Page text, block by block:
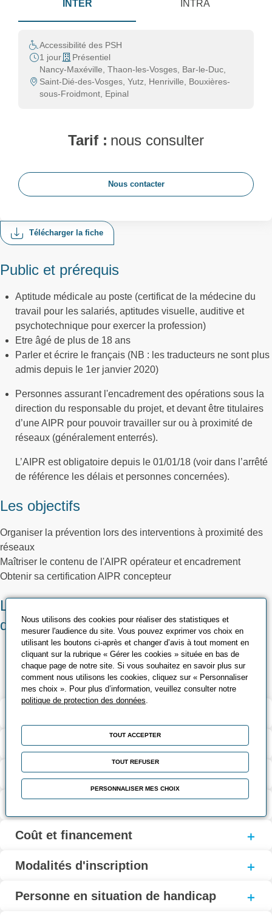
Télécharger la fiche
Public et prérequis
Aptitude médicale au poste (certificat de la médecine du
travail pour les salariés, aptitudes visuelle, auditive et
psychotechnique pour exercer la profession)
Etre âgé de plus de 18 ans
Parler et écrire le français (NB : les traducteurs ne sont plus
admis depuis le 1er janvier 2020)
Personnes assurant l'encadrement des opérations sous la
direction du responsable du projet, et devant être titulaires
d’une AIPR pour pouvoir travailler sur ou à proximité de
réseaux (généralement enterrés).
L’AIPR est obligatoire depuis le 01/01/18 (voir dans l’arrêté
de référence les délais et personnes concernées).
Les objectifs
Organiser la prévention lors des interventions à proximité des
réseaux
Maîtriser le contenu de l'AIPR opérateur et encadrement
Obtenir sa certification AIPR concepteur
Les méthodes pédagogiques et
d’encadrement
Apports théoriques et pratiques
Etude de cas et mise en situation
Contenu de la formation
Modalités d’évaluation
Coût et financement
Modalités d'inscription
Personne en situation de handicap
INTER INTRA
Accessibilité des PSH
1 jour
Présentiel
Nancy-Maxéville, Thaon-les-Vosges, Bar-le-Duc,
Saint-Dié-des-Vosges, Yutz, Henriville, Bouxières-
sous-Froidmont, Epinal
Tarif : nous consulter
Nous contacter
Nous utilisons des cookies pour réaliser des statistiques et
mesurer l'audience du site. Vous pouvez exprimer vos choix en
utilisant les boutons ci-après et changer d’avis à tout moment en
cliquant sur la rubrique « Gérer les cookies » située en bas de
chaque page de notre site. Si vous souhaitez en savoir plus sur
comment nous utilisons les cookies, cliquez sur « Personnaliser
mes choix ». Pour plus d’information, veuillez consulter notre
politique de protection des données
TOUT ACCEPTER
TOUT REFUSER
PERSONNALISER MES CHOIX